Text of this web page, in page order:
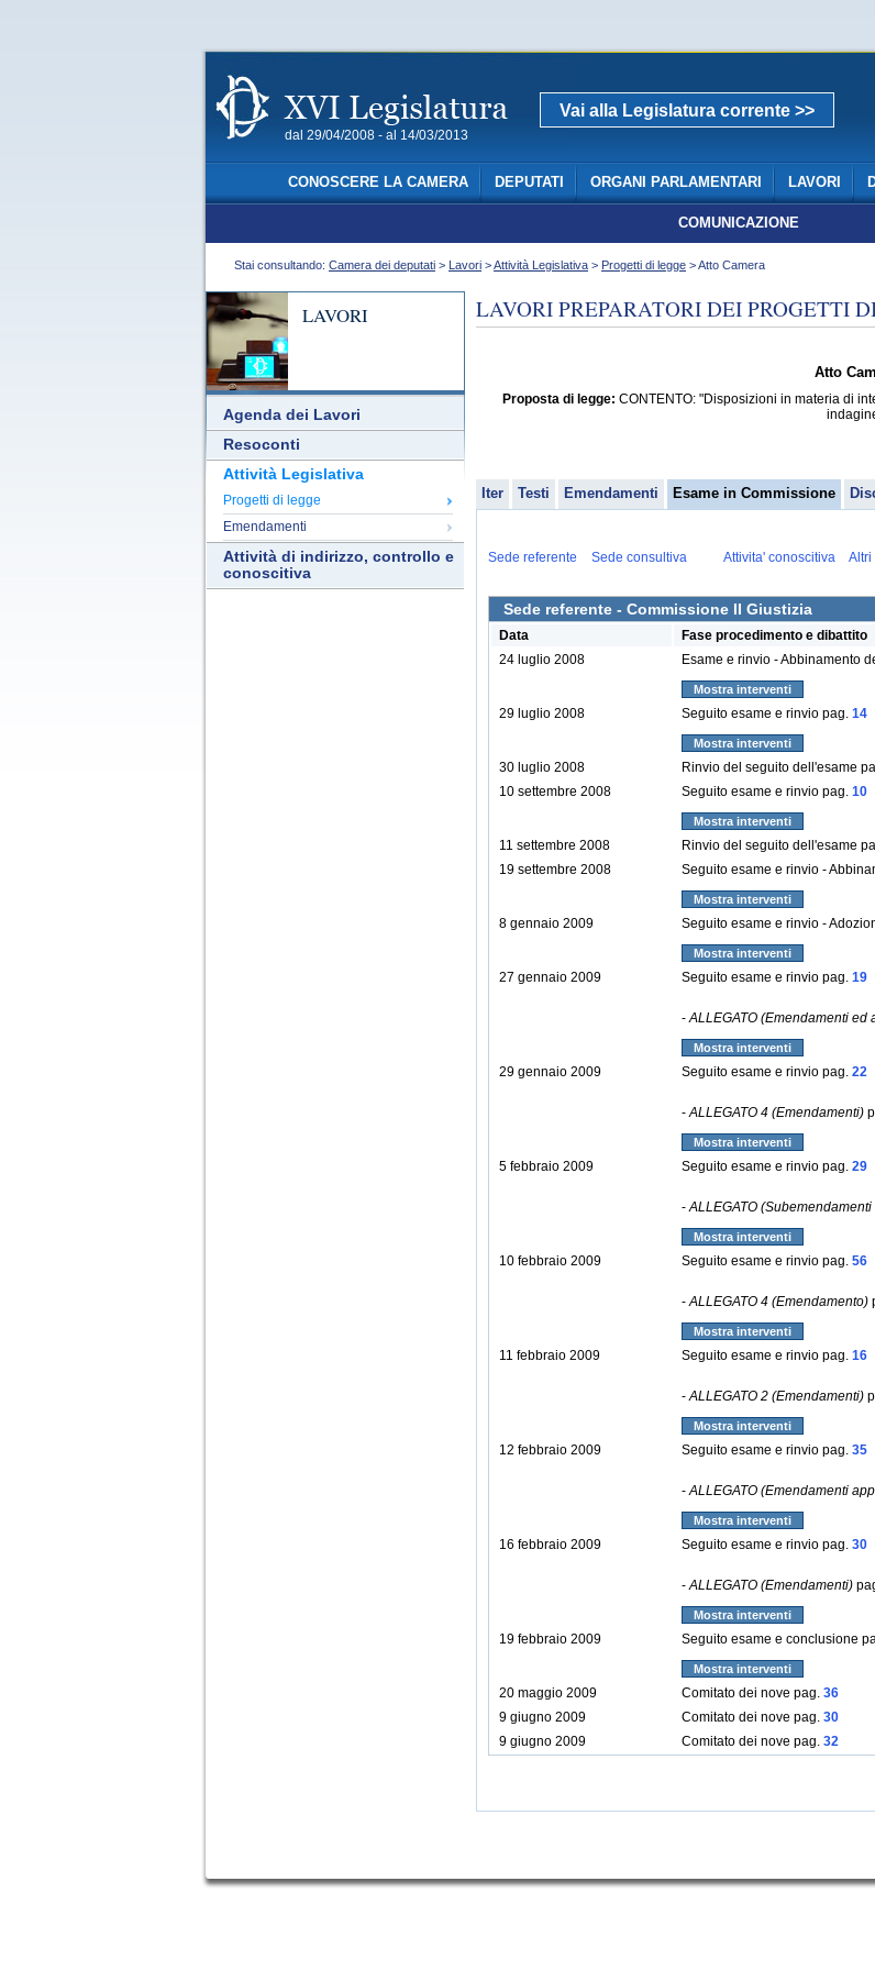
dal 29/04/2008 - al 14/03/2013
Vai alla Legislatura corrente >>
CONOSCERE LA CAMERA DEPUTATI ORGANI PARLAMENTARI LAVORI
COMUNICAZIONE
Stai consultando: Camera dei deputati > Lavori >Attività Legislativa > Progetti di legge > Atto Camera
LAVORI
Agenda dei Lavori
Resoconti
Attività Legislativa
Progetti di legge
Emendamenti
Attività di indirizzo, controllo e
conoscitiva
LAVORI PREPARATORI DEI PROGETTI
Atto
Proposta di legge: CONTENTO: "Disposizioni in materia di
Iter Testi Emendamenti Esame in Commissione
Sede referente Sede consultiva Attivita' conoscitiva Altri
Sede referente - Commissione II Giustizia
Data
Fase procedimento e dibattito
24 luglio 2008
Esame e rinvio - Abbinamento
Mostra interventi
29 luglio 2008 Seguito esame e rinvio pag. 14
Mostra interventi
30 luglio 2008 Rinvio del seguito dell'esame
10 settembre 2008
Seguito esame e rinvio pag. 10
Mostra interventi
11 settembre 2008 Rinvio del seguito dell'esame
19 settembre 2008
Seguito esame e rinvio -
Mostra interventi
8 gennaio 2009 Seguito esame e rinvio -
Mostra interventi
27 gennaio 2009 Seguito esame e rinvio pag. 19
-ALLEGATO (Emendamenti ed
Mostra interventi
29 gennaio 2009 Seguito esame e rinvio pag. 22
-ALLEGATO 4 (Emendamenti)
Mostra interventi
5 febbraio 2009 Seguito esame e rinvio pag. 29
-ALLEGATO
Mostra interventi
10 febbraio 2009 Seguito esame e rinvio pag. 56
-ALLEGATO 4 (Emendamento)
Mostra interventi
11 febbraio 2009 Seguito esame e rinvio pag. 16
-ALLEGATO 2 (Emendamenti)
Mostra interventi
12 febbraio 2009 Seguito esame e rinvio pag. 35
-ALLEGATO (Emendamenti
Mostra interventi
16 febbraio 2009 Seguito esame e rinvio pag. 30
-ALLEGATO (Emendamenti)
Mostra interventi
19 febbraio 2009 Seguito esame e conclusione
Mostra interventi
20 maggio 2009 Comitato dei nove pag. 36
9 giugno 2009
Comitato dei nove pag. 30
9 giugno 2009
Comitato dei nove pag. 32